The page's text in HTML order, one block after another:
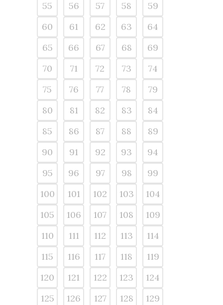
55 56 57 58
59
60
61 62 63
64
65
66 67 68
69
70
71 72 73
74
75
76 77 78
79
80
81 82 83
84
85
86 87 88
89
90
91 92 93
94
95
96 97 98
99
100
101 102 103
104
105
106 107 108
109
110
111 112 113
114
115
116 117 118
119
120
121 122 123
124
125
126 127 128
129